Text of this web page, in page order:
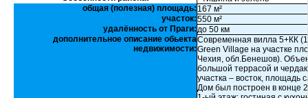
общая (полезная) площадь: 167 м²
участок:550 м²
удалённость от Праги:до 50 км
дополнительное описание обьекта
недвижимости:
Современная вилла 5+КК
Green Village на участке
Чехия, обл.Бенешов).
большой террасой и
участка – восток, площадь
Дом был построен в конце